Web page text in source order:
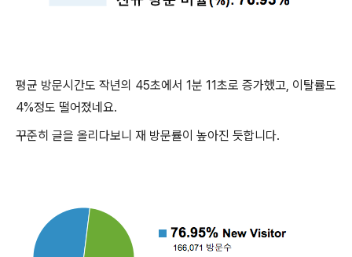
평균 방문시간도 작년의 45초에서 1분 11초로 증가했고, 이탈률도
4%정도 떨어졌네요.
꾸준히 글을 올리다보니 재 방문률이 높아진 듯합니다.